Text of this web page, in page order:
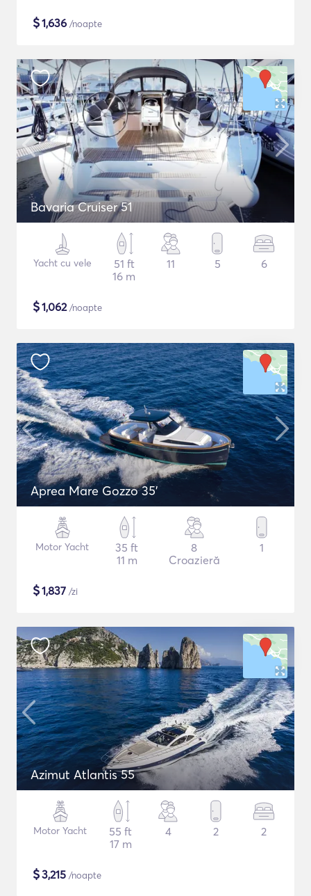
$1,636 /noapte
Bavaria Cruiser 51
Yacht cu vele
51 ft
16 m
11 5 6
$1,062/noapte
Aprea Mare Gozzo 35'
Motor Yacht
35 ft
11 m
8
Croazieră
1
$1,837 /zi
Azimut Atlantis 55
Motor Yacht
55 ft
17 m
4 2 2
$3,215 /noapte